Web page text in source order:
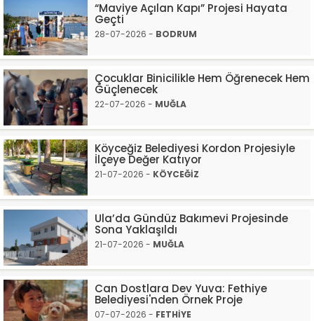
“Maviye Açılan Kapı” Projesi Hayata
Geçti
28-07-2026 - BODRUM
Çocuklar Binicilikle Hem Öğrenecek Hem
Güçlenecek
22-07-2026 - MUĞLA
Köyceğiz Belediyesi Kordon Projesiyle
İlçeye Değer Katıyor
21-07-2026 - KÖYCEĞİZ
Ula’da Gündüz Bakımevi Projesinde
Sona Yaklaşıldı
21-07-2026 - MUĞLA
Can Dostlara Dev Yuva: Fethiye
Belediyesi'nden Örnek Proje
07-07-2026 - FETHİYE